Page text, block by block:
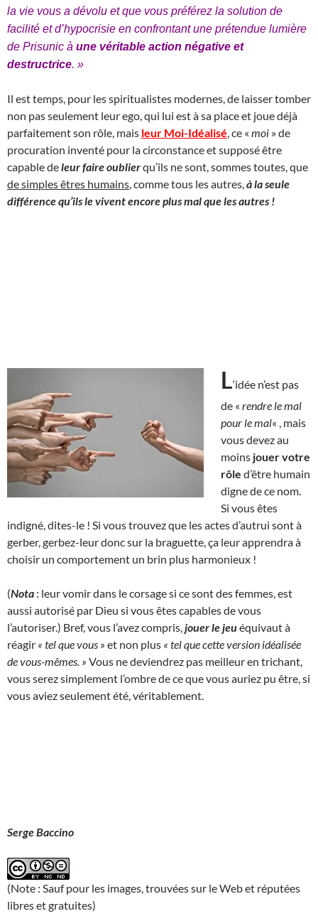
la vie vous a dévolu et que vous préférez la solution de
facilité et d’hypocrisie en confrontant une prétendue lumière
de Prisunic à une véritable action négative et
destructrice. »
Il est temps, pour les spiritualistes modernes, de laisser tomber
non pas seulement leur ego, qui lui est à sa place et joue déjà
parfaitement son rôle, mais leur Moi-Idéalisé , ce « moi » de
procuration inventé pour la circonstance et supposé être
capable deleur faire oublierqu’ils ne sont, sommes toutes, que
de simples êtres humains , comme tous les autres, à la seule
différence qu’ils le vivent encore plus mal que les autres !
L‘idée n’est pas
de « rendre le mal
pour le mal« , mais
vous devez au
moins jouer votre
rôle d’être humain
digne de ce nom.
Si vous êtes
indigné, dites-le ! Si vous trouvez que les actes d’autrui sont à
gerber, gerbez-leur donc sur la braguette, ça leur apprendra à
choisir un comportement un brin plus harmonieux !
(Nota : leur vomir dans le corsage si ce sont des femmes, est
aussi autorisé par Dieu si vous êtes capables de vous
l’autoriser.) Bref, vous l’avez compris, jouer le jeuéquivaut à
réagir « tel que vous » et non plus « tel que cette version idéalisée
de vous-mêmes. » Vous ne deviendrez pas meilleur en trichant,
vous serez simplement l’ombre de ce que vous auriez pu être, si
vous aviez seulement été, véritablement.
Serge Baccino
(Note : Sauf pour les images, trouvées sur le Web et réputées
libres et gratuites)